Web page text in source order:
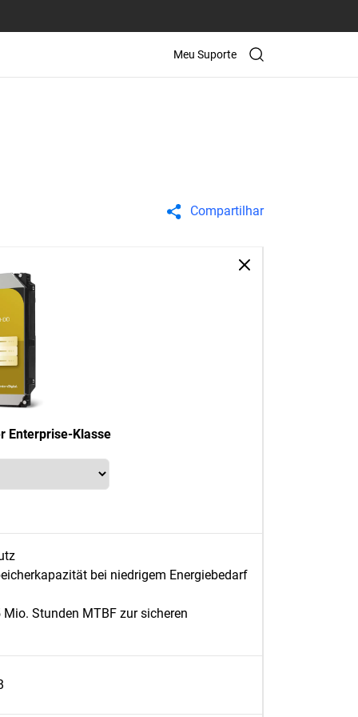
Meu Suporte
Compartilhar
Enterprise-Klasse
bei niedrigem Energiebedarf
Stunden MTBF zur sicheren